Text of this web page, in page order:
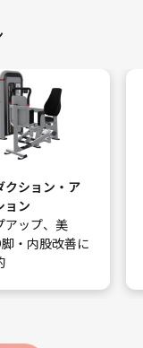
クション・ア
ョン
アップ、美
・内股改善に